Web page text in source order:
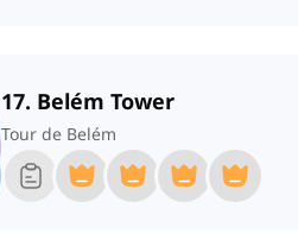
17. Belém Tower
Tour de Belém